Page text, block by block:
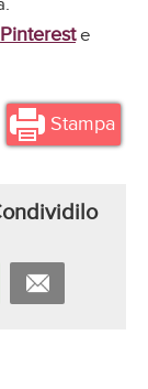
Pintereste
Stampa